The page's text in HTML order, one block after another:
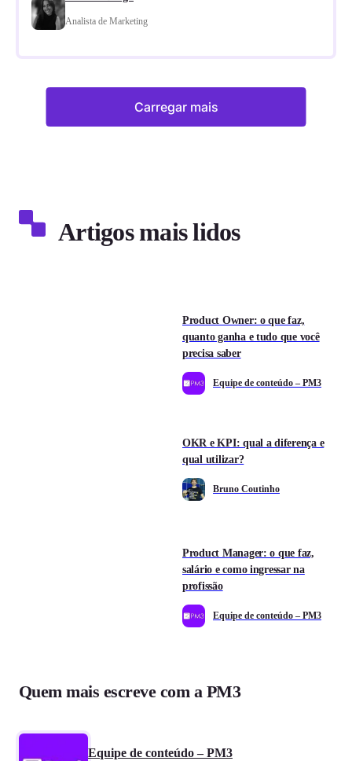
Analista de Marketing
Carregar mais
Artigos mais lidos
Product Owner: o que faz,
quanto ganha e tudo que você
precisa saber
Equipe de conteúdo – PM3
OKR e KPI: qual a diferença e
qual utilizar?
Bruno Coutinho
Product Manager: o que faz,
salário e como ingressar na
profissão
Equipe de conteúdo – PM3
Quem mais escreve com a PM3
Equipe de conteúdo – PM3